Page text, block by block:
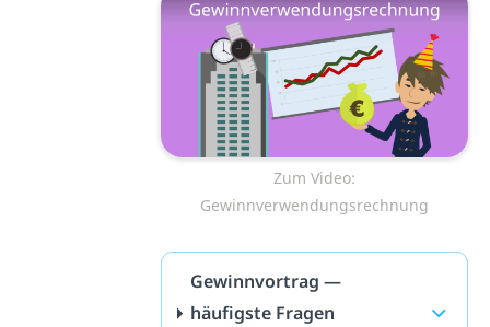
Zum Video:
Gewinnverwendungsrechnung
Gewinnvortrag —
häufigste Fragen